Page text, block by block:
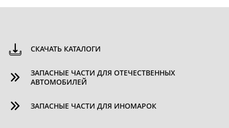
СКАЧАТЬ КАТАЛОГИ
ЗАПАСНЫЕ ЧАСТИ ДЛЯ ОТЕЧЕСТВЕННЫХ
АВТОМОБИЛЕЙ
ЗАПАСНЫЕ ЧАСТИ ДЛЯ ИНОМАРОК